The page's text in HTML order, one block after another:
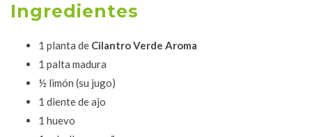
Ingredientes
1 planta de Cilantro Verde Aroma
1 palta madura
½ limón (su jugo)
1 diente de ajo
1 huevo